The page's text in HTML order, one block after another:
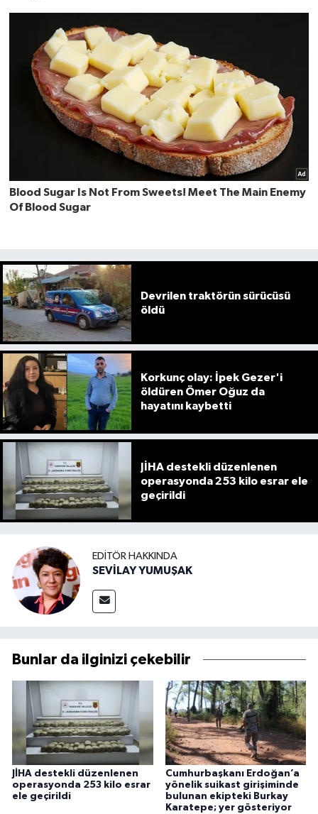
Devrilen traktörün sürücüsü
öldü
Korkunç olay: İpek Gezer'i
öldüren Ömer Oğuz da
hayatını kaybetti
JİHA destekli düzenlenen
operasyonda 253 kilo esrar ele
geçirildi
EDITÖR HAKKINDA
SEVİLAY YUMUŞAK
Bunlar da ilginizi çekebilir
JİHA destekli düzenlenen
operasyonda 253 kilo esrar
ele geçirildi
Cumhurbaşkanı Erdoğan’a
yönelik suikast girişiminde
bulunan ekipteki Burkay
Karatepe; yer gösteriyor